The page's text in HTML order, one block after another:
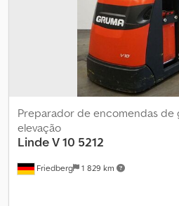
reconhecimento de corredor - Altura
Crjdpjzr R Sxjfx Ah Rjf - LSP 0.6
Friedberg 1 829 km
Preparador de encomendas de
elevação
LindeV 10 5212